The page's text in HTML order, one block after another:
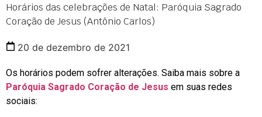
Horários das celebrações de Natal: Paróquia Sagrado
Coração de Jesus (Antônio Carlos)
20 de dezembro de 2021
Os horários podem sofrer alterações. Saiba mais sobre a
Paróquia Sagrado Coração de Jesus em suas redes
sociais: